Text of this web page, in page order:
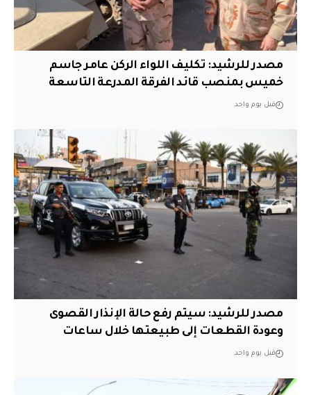
مصدر للرشيد: تكليف اللواء الركن عامر جاسم
خميس بمنصب قائد الفرقة المدرعة التاسعة
قبل يوم واحد
مصدر للرشيد: سيتم رفع حالة الإنذار القصوى
وعودة القطعات إلى طبيعتها خلال ساعات
قبل يوم واحد